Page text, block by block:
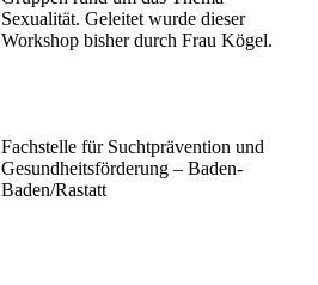
Sexualität. Geleitet wurde dieser
Workshop bisher durch Frau Kögel.
Fachstelle für Suchtprävention und
Gesundheitsförderung – Baden-
Baden/Rastatt